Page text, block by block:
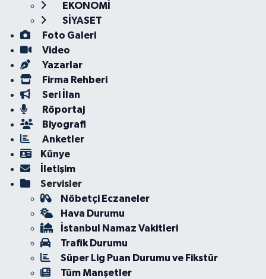
EKONOMİ
SİYASET
Foto Galeri
Video
Yazarlar
Firma Rehberi
Seri İlan
Röportaj
Biyografi
Anketler
Künye
İletişim
Servisler
Nöbetçi Eczaneler
Hava Durumu
İstanbul Namaz Vakitleri
Trafik Durumu
Süper Lig Puan Durumu ve Fikstür
Tüm Manşetler